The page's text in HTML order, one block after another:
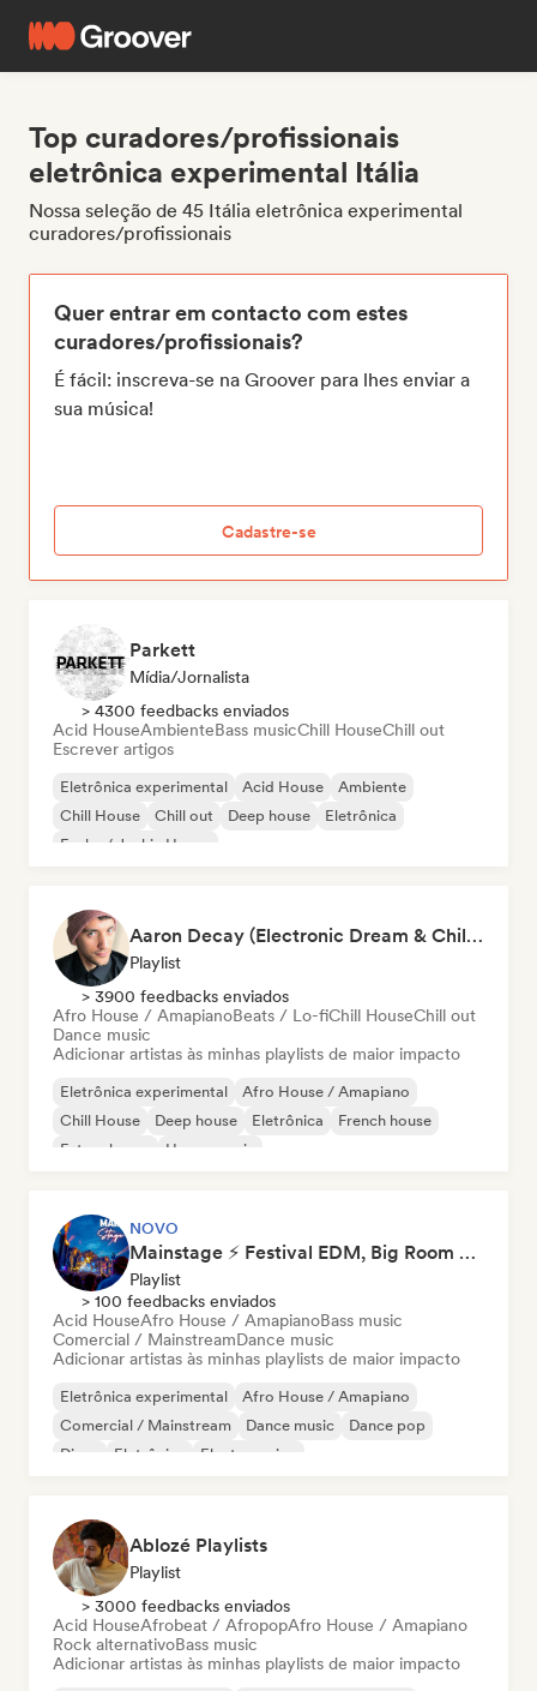
Top curadores/profissionais
eletrônica experimental Itália
Nossa seleção de 45 Itália eletrônica experimental
curadores/profissionais
Quer entrar em contacto com estes
curadores/profissionais?
É fácil: inscreva-se na Groover para lhes enviar a
sua música!
Cadastre-se
Parkett
Mídia/Jornalista
> 4300 feedbacks enviados
Acid HouseAmbienteBass musicChill HouseChill out
Escrever artigos
Eletrônica experimental Acid House
Ambiente
Chill House
Chill out Deep house
Eletrônica
Funky / Jackin House
Aaron Decay (Electronic Dream & Chill Electronic Dream playlists)
Playlist
> 3900 feedbacks enviados
Afro House / AmapianoBeats / Lo-fiChill HouseChill out
Dance music
Adicionar artistas às minhas playlists de maior impacto
Eletrônica experimental
Afro House / Amapiano
Chill House
Deep house Eletrônica
French house
Future house
House music
NOVO
Mainstage ⚡ Festival EDM, Big Room & House Anthems
Playlist
> 100 feedbacks enviados
Acid HouseAfro House / AmapianoBass music
Comercial / MainstreamDance music
Adicionar artistas às minhas playlists de maior impacto
Eletrônica experimental
Afro House / Amapiano
Comercial / Mainstream
Dance music
Dance pop
Disco
Eletrônica Electro swing
Ablozé Playlists
Playlist
> 3000 feedbacks enviados
Acid HouseAfrobeat / AfropopAfro House / Amapiano
Rock alternativoBass music
Adicionar artistas às minhas playlists de maior impacto